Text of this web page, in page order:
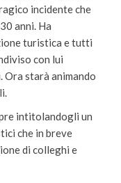
incidente che
anni. Ha
turistica e tutti
con lui
starà animando
intitolandogli un
che in breve
di colleghi e